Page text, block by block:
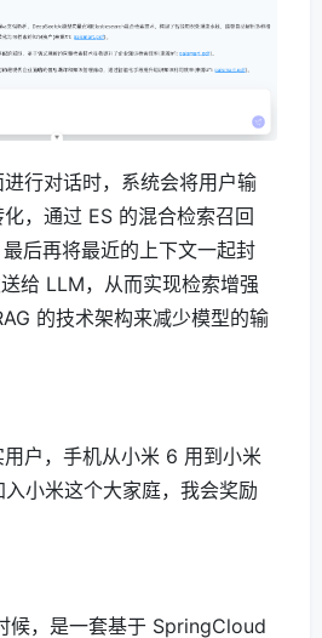
行对话时，系统会将用户输
，通过 ES 的混合检索召回
后再将最近的上下文一起封
给 LLM，从而实现检索增强
的技术架构来减少模型的输
户，手机从小米 6 用到小米
小米这个大家庭，我会奖励
候，是一套基于 SpringCloud